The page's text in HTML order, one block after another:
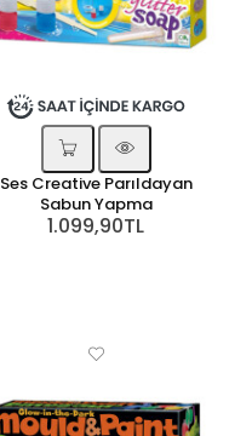
Ses Creative Parıldayan
Sabun Yapma
1.099,90TL